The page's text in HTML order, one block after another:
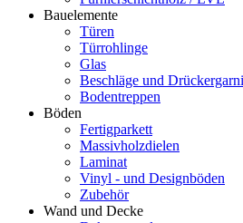
Bauelemente
Türen
Türrohlinge
Glas
Beschläge und
Bodentreppen
Böden
Fertigparkett
Massivholzdielen
Laminat
Vinyl - und Designböden
Zubehör
Wand und Decke